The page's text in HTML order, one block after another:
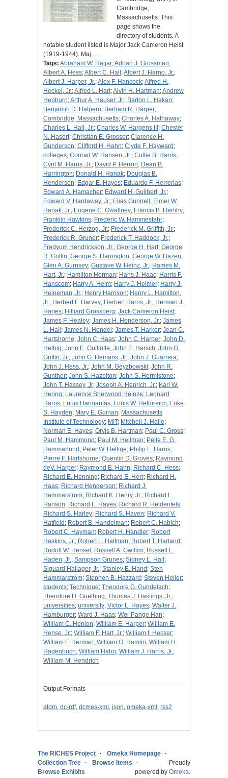
Cambridge,
Massachusetts. This
page shows the
directory of students. A
notable student listed is Major Jack Cameron Heist
(1919-1944). Maj.…
Tags: Abraham W. Hajjar;Adrian J. Grossman;
Albert A. Hess;Albert C. Hall ;Albert J. Harno, Jr.;
Albert J. Harper, Jr.;Alex F. Hancock;Alfred H.
Heckel, Jr.;Alfred L. Hart;Alvin H. Hartman;Andrew
Hepburn;Arthur A. Hauser, Jr.; Barton L. Hakan;
Benjamin D. Halpern; Bertram R. Harper;
Cambridge, Massachusetts; Charles A. Hathaway;
Charles L. Hall, Jr.; Charles W. Hargens III ; Chester
N. Hasert; Christian E. Grosser; Clarence H.
Gunderson; Clifford H. Hahn; Clyde F. Hayward ;
colleges; Conrad W. Hansen, Jr.; Cullie B. Harris;
Cyril M. Harris, Jr.; David P. Herron; Dean B.
Harrington; Donald H. Hanak; Douglas B.
Henderson; Edgar E. Hayes; Eduardo F. Herrerias;
Edward A. Hamacher; Edward H. Guilbert, Jr.;
Edward V. Hardaway, Jr.; Elias Gunnell ; Elmer W.
Hanak, Jr.; Eugene C. Gwaltney; Francis B. Herlihy;
Franklin Hawkins; Frederic W. Hammesfahr;
Frederick C. Herzog, Jr.; Frederick M. Griffith, Jr.;
Frederick R. Gruner; Frederick T. Haddock, Jr.;
Fredyum Hendrickson, Jr.; George H. Hart; George
R. Griffin; George S. Harrington; George W. Hazen;
Glen A. Gurnsey; Gustave W. Heinz, Jr.; Hames M.
Hart, Jr.; Hamilton Herman; Hans J. Haac; Harris F.
Hanscom; Harry A. Helm; Harry J. Heimer; Harry J.
Heineman, Jr.; Henry Harrison; Henry L. Hamilton,
Jr.; Herbert F. Harvey; Herbert Harris, Jr.; Herman J.
Harjes; Hilliard Grossberg; Jack Cameron Heist;
James F. Healey; James H. Henderson, Jr.; James
L. Hall ; James N. Hendel ; James T. Harker; Jean C.
Hartshorne; John C. Haas; John C. Harper; John D.
Helbig; John E. Guillotte; John E. Harsch; John G.
Griffin, Jr.; John G. Hemans, Jr.; John J. Guarrera;
John J. Hess, Jr.; John M. Geyzbowski; John R.
Gunther; John S. Hazelton; John S. Hermistone;
John T. Hassey, Jr; Joseph A. Henrich, Jr.; Karl W.
Hering; Laurence Sherwood Heinze; Leonard
Harris; Louis Harmantas; Louis W. Helmreich; Luke
S. Hayden; Mary E. Guinan; Massachusetts
Institute of Technology; MIT; Mitchell J. Halle;
Norman E. Hayes; Orvis B. Hartman; Paul C. Gross;
Paul M. Hammond ; Paul M. Heilman; Pelle E. G.
Hammarlund ; Peter W. Hellige; Philip L. Harris;
Pierre F. Hartshorne; Quentin D. Groves; Raymond
deV. Harper; Raymond E. Hahn; Richard C. Hess;
Richard E. Henning; Richard E. Herr; Richard H.
Haas; Richard Henderson; Richard J.
Hammarstrom; Richard K. Henry, Jr.; Richard L.
Hanson; Richard L. Hayes; Richard R. Heldenfels;
Richard S. Harley; Richard S. Haven; Richard V.
Hatfield ; Robert B. Handelman; Robert C. Habich;
Robert C. Hayman; Robert H. Handler; Robert
Haskins, Jr.; Robert L. Halfman; Robert T. Harland ;
Rudolf W. Hensel ; Russell A. Gwillim; Russell L.
Haden, Jr.; Sampson Grunes; Sidney L. Hall ;
Siguard Hallager, Jr.; Stanley E. Hand ; Sten
Hammarstrom; Stephen B. Hazzard ; Steven Heller;
students; Technique; Theodore G. Gundelach;
Theodore H. Guething; Thomas J. Hastings, Jr.;
universities; university; Victor L. Hayes; Walter J.
Hamburger; Ward J. Haas; Wei-Pange Han;
William C. Henion; William E. Harper; William E.
Hense, Jr.; William F. Hart, Jr.; William f. Hecker;
William F. Herman; William G. Hamlin; William H.
Hagenbuch; William Hahn; William J. Harris, Jr.;
William M. Hendrich
Output Formats
atom, dc-rdf, dcmes-xml , json, omeka-xml , rss2
The RICHES Project
Omeka Homepage
Collection Tree
Browse Items
Browse Exhibits
Proudly
powered by Omeka.